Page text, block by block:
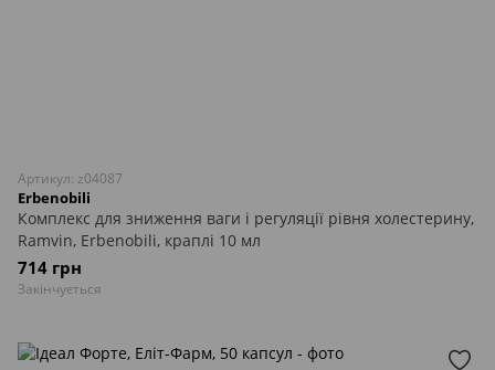
Артикул: z04087
Erbenobili
Комплекс для зниження ваги і регуляції рівня холестерину,
Ramvin, Erbenobili, краплі 10 мл
714 грн
Закінчується